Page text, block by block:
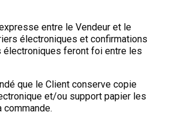
entre le Vendeur et le
électroniques et confirmations
électroniques feront foi entre les
que le Client conserve copie
et/ou support papier les